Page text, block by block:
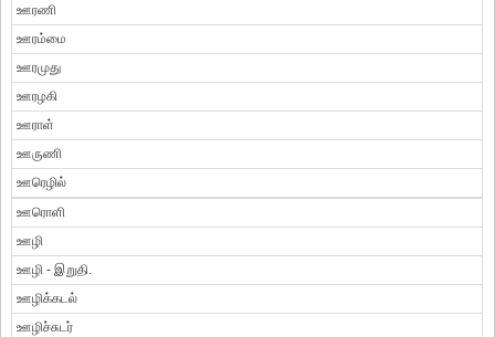
ஊரணி
ஊரம்மை
ஊரமுது
ஊரழகி
ஊராள்
ஊருணி
ஊரெழில்
ஊரொளி
ஊழி
ஊழி - இறுதி.
ஊழிக்கடல்
ஊழிச்சுடர்